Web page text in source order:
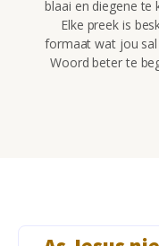
blaai en diegene te
Elke preek is
formaat wat jou sal
Woord beter te